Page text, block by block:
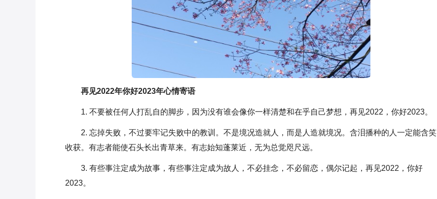
再见2022年你好2023年心情寄语
1. 不要被任何人打乱自的脚步，因为没有谁会像你一样清楚和在乎自己梦想，再见2022，你好2023。
2. 忘掉失败，不过要牢记失败中的教训。不是境况造就人，而是人造就境况。含泪播种的人一定能含笑
收获。有志者能使石头长出青草来。有志始知蓬莱近，无为总觉咫尺远。
3. 有些事注定成为故事，有些事注定成为故人，不必挂念，不必留恋，偶尔记起，再见2022，你好
2023。